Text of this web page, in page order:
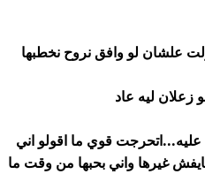
علشان لو وافق نروح نخطبها
زعلان ليه عاد
قوي ما اقولو اني
غيرها واني بحبها من وقت ما